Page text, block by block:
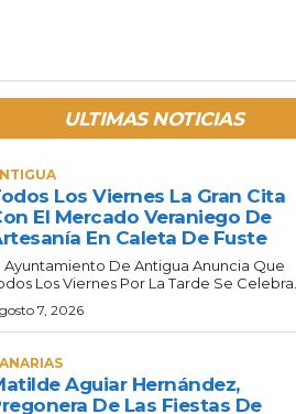
ULTIMAS NOTICIAS
Los Viernes La Gran Cita
El Mercado Veraniego De
En Caleta De Fuste
Ayuntamiento De Antigua Anuncia Que
Los Viernes Por La Tarde Se Celebra...
7, 2026
Aguiar Hernández,
De Las Fiestas De